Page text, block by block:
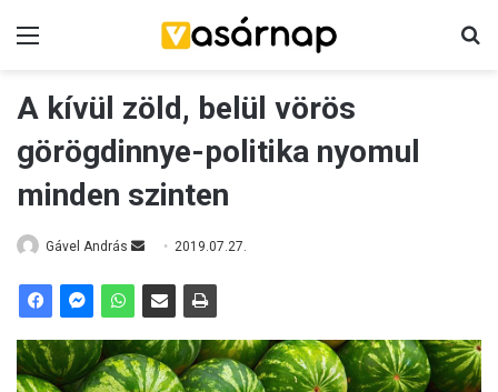
A kívül zöld, belül vörös
görögdinnye-politika nyomul
minden szinten
Gável András
n
a
n
2019.07.27.